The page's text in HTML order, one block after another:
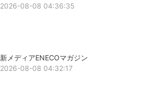
2026-08-08 04:36:35
新メディアENECOマガジン
2026-08-08 04:32:17